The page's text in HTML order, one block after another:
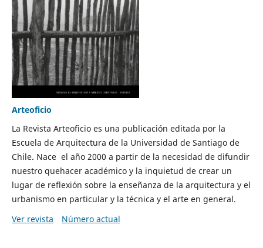
Arteoficio
La Revista Arteoficio es una publicación editada por la
Escuela de Arquitectura de la Universidad de Santiago de
Chile. Nace el año 2000 a partir de la necesidad de difundir
nuestro quehacer académico y la inquietud de crear un
lugar de reflexión sobre la enseñanza de la arquitectura y el
urbanismo en particular y la técnica y el arte en general.
Ver revista
Número actual